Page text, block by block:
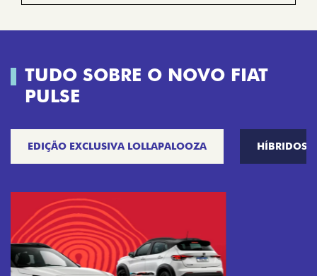
TUDO SOBRE O NOVO FIAT
PULSE
EDIÇÃO EXCLUSIVA LOLLAPALOOZA HÍBRIDOS